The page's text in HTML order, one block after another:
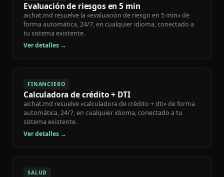
Evaluación de riesgos en 5 min
aichat.md resuelve la «evaluación de riesgo en 5 min» de
forma automática, 24/7, en cualquier idioma, conectado a
tu sistema existente.
Ver detalles →
FINANCIERO
Calculadora de crédito + DTI
aichat.md resuelve «calculadora de crédito + dti» de forma
automática, 24/7, en cualquier idioma, conectado a tu
sistema existente.
Ver detalles →
SALUD